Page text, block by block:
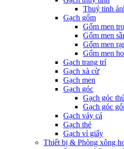
Thuỷ tinh
Gạch gốm
Gốm men
Gốm men
Gốm men
Gốm men
Gạch trang trí
Gạch xà cừ
Gạch men
Gạch góc
Gạch góc
Gạch góc
Gạch vảy cá
Gạch thẻ
Gạch vỉ giấy
Thiết bị & Phòng xông